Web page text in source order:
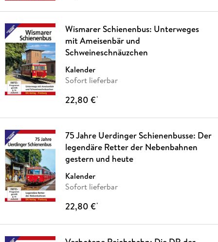
Wismarer Schienenbus: Unterweges
mit Ameisenbär und
Schweineschnäuzchen
Kalender
Sofort lieferbar
22,80 €*
75 Jahre Uerdinger Schienenbusse: Der
legendäre Retter der Nebenbahnen
gestern und heute
Kalender
Sofort lieferbar
22,80 €*